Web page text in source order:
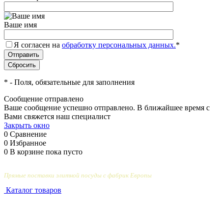
Ваше имя
Я согласен на обработку персональных данных.*
* - Поля, обязательные для заполнения
Сообщение отправлено
Ваше сообщение успешно отправлено. В ближайшее время с
Вами свяжется наш специалист
Закрыть окно
0 Сравнение
0 Избранное
0 В корзине пока пусто
Прямые поставки элитной посуды с фабрик Европы
Каталог товаров